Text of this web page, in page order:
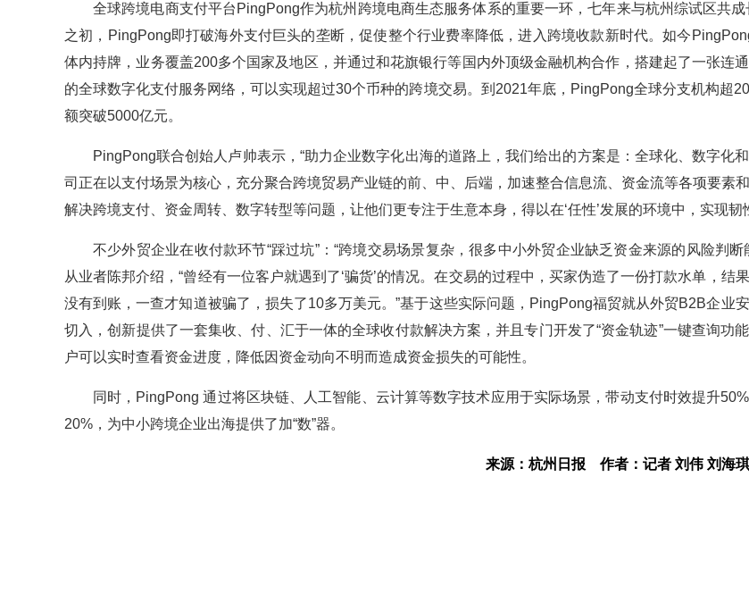
全球跨境电商支付平台PingPong作为杭州跨境电商生态服务体系的重要一环，七年来与杭州综试区共
之初，PingPong即打破海外支付巨头的垄断，促使整个行业费率降低，进入跨境收款新时代。如今
体内持牌，业务覆盖200多个国家及地区，并通过和花旗银行等国内外顶级金融机构合作，搭建起了一张连
的全球数字化支付服务网络，可以实现超过30个币种的跨境交易。到2021年底，PingPong全球分支机构超
额突破5000亿元。
PingPong联合创始人卢帅表示，“助力企业数字化出海的道路上，我们给出的方案是：全球化、数字化
司正在以支付场景为核心，充分聚合跨境贸易产业链的前、中、后端，加速整合信息流、资金流等各项要素
解决跨境支付、资金周转、数字转型等问题，让他们更专注于生意本身，得以在‘任性’发展的环境中，实现韧
不少外贸企业在收付款环节“踩过坑”：“跨境交易场景复杂，很多中小外贸企业缺乏资金来源的风险判断
从业者陈邦介绍，“曾经有一位客户就遇到了‘骗货’的情况。在交易的过程中，买家伪造了一份打款水单，结
没有到账，一查才知道被骗了，损失了10多万美元。”基于这些实际问题，PingPong福贸就从外贸B2B企业
切入，创新提供了一套集收、付、汇于一体的全球收付款解决方案，并且专门开发了“资金轨迹”一键查询功
户可以实时查看资金进度，降低因资金动向不明而造成资金损失的可能性。
同时，PingPong 通过将区块链、人工智能、云计算等数字技术应用于实际场景，带动支付时效提升
20%，为中小跨境企业出海提供了加“数”器。
来源：杭州日报 作者：记者 刘伟 刘海